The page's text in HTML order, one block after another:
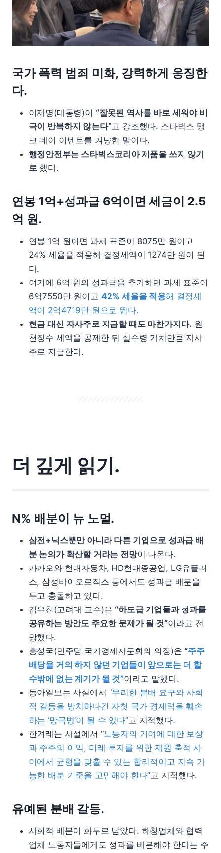
국가 폭력 범죄 미화, 강력하게 응징한
다.
이재명(대통령)이 “잘못된 역사를 바로 세워야 비
극이 반복하지 않는다”고 강조했다. 스타벅스 탱
크 데이 이벤트를 겨냥한 말이다.
행정안전부는 스타벅스코리아 제품을 쓰지 않기
로 했다.
연봉 1억+성과급 6억이면 세금이 2.5
억 원.
연봉 1억 원이면 과세 표준이 8075만 원이고
24% 세율을 적용해 결정세액이 1274만 원이 된
다.
여기에 6억 원의 성과급을 추가하면 과세 표준이
6억7550만 원이고 42% 세율을 적용해 결정세
액이 2억4719만 원으로 뛴다.
현금 대신 자사주로 지급할 때도 마찬가지다. 원
천징수 세액을 공제한 뒤 실수령 가치만큼 자사
주로 지급한다.
더 깊게 읽기.
N% 배분이 뉴 노멀.
삼전+닉스뿐만 아니라 다른 기업으로 성과급 배
분 논의가 확산할 거라는 전망이 나온다.
카카오와 현대자동차, HD현대중공업, LG유플러
스, 삼성바이오로직스 등에서도 성과급 배분을
두고 충돌하고 있다.
김우찬(고려대 교수)은 “하도급 기업들과 성과를
공유하는 방안도 주요한 문제가 될 것”이라고 전
망했다.
홍성국(민주당 국가경제자문회의 의장)은 “주주
배당을 거의 하지 않던 기업들이 앞으로는 더 할
수밖에 없는 계기가 될 것”이라고 말했다.
동아일보는 사설에서 “무리한 분배 요구와 사회
적 갈등을 방치하다간 자칫 국가 경제력을 훼손
하는 ‘망국병’이 될 수 있다”고 지적했다.
한겨레는 사설에서 “노동자의 기여에 대한 보상
과 주주의 이익, 미래 투자를 위한 재원 축적 사
이에서 균형을 맞출 수 있는 합리적이고 지속 가
능한 배분 기준을 고민해야 한다”고 지적했다.
유예된 분배 갈등.
사회적 배분이 화두로 남았다. 하청업체와 협력
업체 노동자들에게도 성과를 배분해야 한다는 주